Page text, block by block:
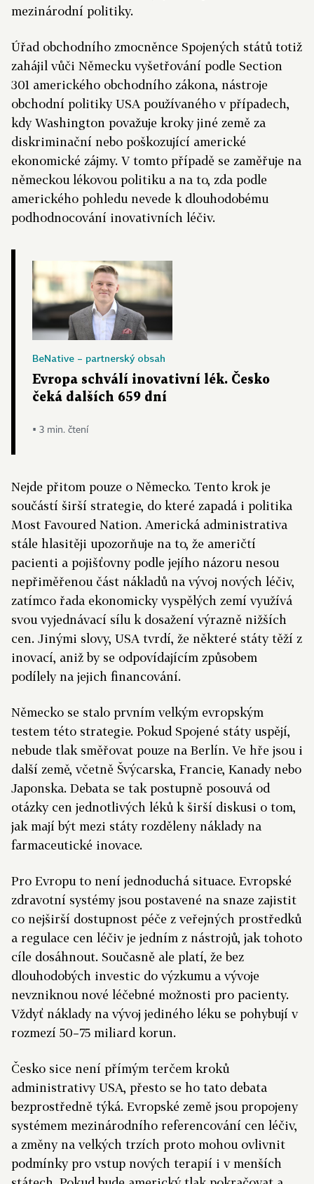
mezinárodní politiky.
Úřad obchodního zmocněnce Spojených států totiž
zahájil vůči Německu vyšetřování podle Section
301 amerického obchodního zákona, nástroje
obchodní politiky USA používaného v případech,
kdy Washington považuje kroky jiné země za
diskriminační nebo poškozující americké
ekonomické zájmy. V tomto případě se zaměřuje na
německou lékovou politiku a na to, zda podle
amerického pohledu nevede k dlouhodobému
podhodnocování inovativních léčiv.
BeNative – partnerský obsah
Evropa schválí inovativní lék. Česko
čeká dalších 659 dní
▪ 3 min. čtení
Nejde přitom pouze o Německo. Tento krok je
součástí širší strategie, do které zapadá i politika
Most Favoured Nation. Americká administrativa
stále hlasitěji upozorňuje na to, že američtí
pacienti a pojišťovny podle jejího názoru nesou
nepřiměřenou část nákladů na vývoj nových léčiv,
zatímco řada ekonomicky vyspělých zemí využívá
svou vyjednávací sílu k dosažení výrazně nižších
cen. Jinými slovy, USA tvrdí, že některé státy těží z
inovací, aniž by se odpovídajícím způsobem
podílely na jejich financování.
Německo se stalo prvním velkým evropským
testem této strategie. Pokud Spojené státy uspějí,
nebude tlak směřovat pouze na Berlín. Ve hře jsou i
další země, včetně Švýcarska, Francie, Kanady nebo
Japonska. Debata se tak postupně posouvá od
otázky cen jednotlivých léků k širší diskusi o tom,
jak mají být mezi státy rozděleny náklady na
farmaceutické inovace.
Pro Evropu to není jednoduchá situace. Evropské
zdravotní systémy jsou postavené na snaze zajistit
co nejširší dostupnost péče z veřejných prostředků
a regulace cen léčiv je jedním z nástrojů, jak tohoto
cíle dosáhnout. Současně ale platí, že bez
dlouhodobých investic do výzkumu a vývoje
nevzniknou nové léčebné možnosti pro pacienty.
Vždyť náklady na vývoj jediného léku se pohybují v
rozmezí 50–75 miliard korun.
Česko sice není přímým terčem kroků
administrativy USA, přesto se ho tato debata
bezprostředně týká. Evropské země jsou propojeny
systémem mezinárodního referencování cen léčiv,
a změny na velkých trzích proto mohou ovlivnit
podmínky pro vstup nových terapií i v menších